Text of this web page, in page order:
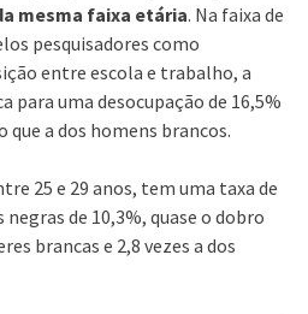
mesma faixa etária. Na faixa de
pesquisadores como
entre escola e trabalho, a
para uma desocupação de 16,5%
que a dos homens brancos.
25 e 29 anos, tem uma taxa de
de 10,3%, quase o dobro
brancas e 2,8 vezes a dos